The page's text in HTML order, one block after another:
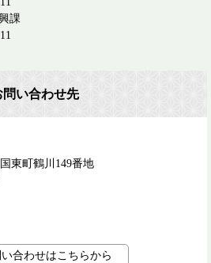
課
い合わせ先
東町鶴川149番地
合わせはこちらから